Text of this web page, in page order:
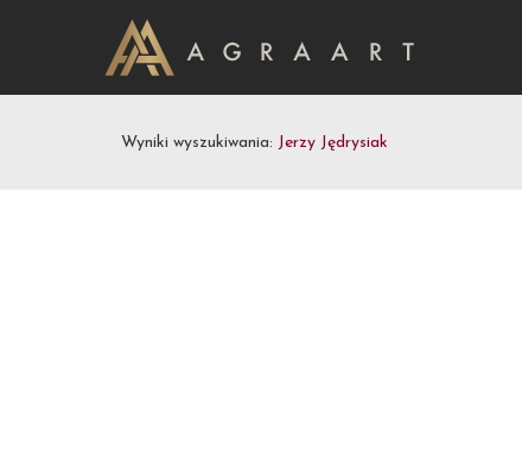
Wyniki wyszukiwania: Jerzy Jędrysiak